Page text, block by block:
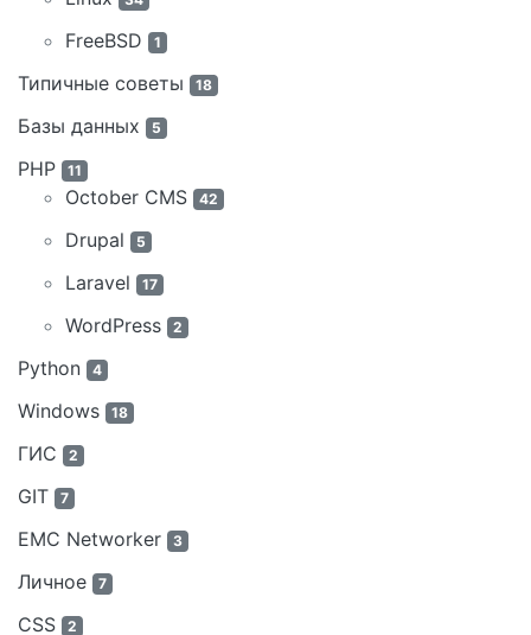
FreeBSD 1
Типичные советы 18
Базы данных 5
PHP 11
October CMS 42
Drupal 5
Laravel 17
WordPress 2
Python 4
Windows 18
ГИС 2
GIT 7
EMC Networker 3
Личное 7
CSS 2